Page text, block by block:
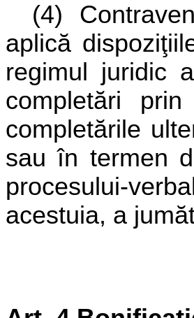
(4)
aplică
regimul juridic
completări
completările
sau în termen
procesului-
acestuia, a